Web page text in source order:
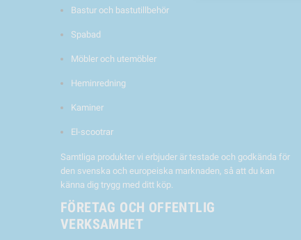
Bastur och bastutillbehör
Spabad
Möbler och utemöbler
Heminredning
Kaminer
El-scootrar
Samtliga produkter vi erbjuder är testade och godkända för
den svenska och europeiska marknaden, så att du kan
känna dig trygg med ditt köp.
FÖRETAG OCH OFFENTLIG
VERKSAMHET